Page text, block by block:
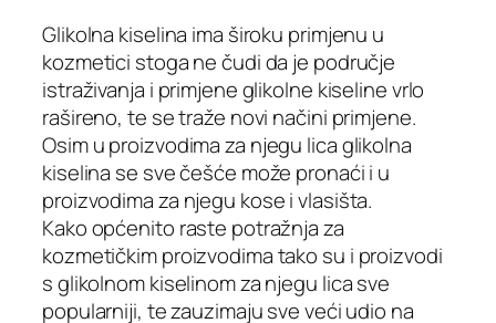
Glikolna kiselina ima široku primjenu u
kozmetici stoga ne čudi da je područje
istraživanja i primjene glikolne kiseline vrlo
rašireno, te se traže novi načini primjene.
Osim u proizvodima za njegu lica glikolna
kiselina se sve češće može pronaći i u
proizvodima za njegu kose i vlasišta.
Kako općenito raste potražnja za
kozmetičkim proizvodima tako su i proizvodi
s glikolnom kiselinom za njegu lica sve
popularniji, te zauzimaju sve veći udio na